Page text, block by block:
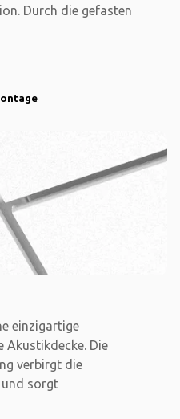
Durch die gefasten
einzigartige
Akustikdecke. Die
verbirgt die
sorgt